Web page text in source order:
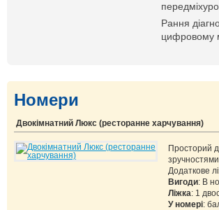
Рання
цифровому
Номери
Двокімнатний Люкс (ресторанне харчування)
Просторий
Додаткове
Вигоди: В
Ліжка: 1
У номері: